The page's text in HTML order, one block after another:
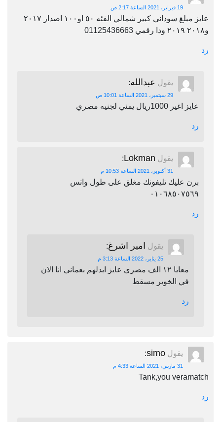
19 فبراير، 2021 الساعة 2:17 ص
عايز مبلغ سوداني كبير شمالي الفئه ٥٠ او١٠٠ اصدار ٢٠١٧
و٢٠١٨ ٢٠١٩ ودا رقمي 01125436663
رد
يقول عبدالله:
29 سبتمبر، 2021 الساعة 10:01 ص
عايز اغير 1000ريال يمني لجنيه مصري
رد
يقول Lokman
:
31 أكتوبر، 2021 الساعة 10:53 م
برن عليك تليفونك مغلق على طول واتس
٠١٠٦٨٥٠٧٥٦٩
رد
يقول امير اشرغ:
25 يناير، 2022 الساعة 3:13 م
معايا ١٢ الف مصري عايز ابدلهم بعماني انا الان
في الخوير مسقط
رد
يقول simo
:
31 مارس، 2021 الساعة 4:33 م
Tank,you veramatch
رد